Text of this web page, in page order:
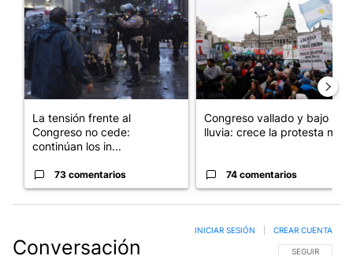
La tensión frente al
Congreso no cede:
continúan los in...
73 comentarios
Congreso vallado y bajo la
lluvia: crece la protesta mi...
74 comentarios
Conversación SIGA ESTA
SEGUIR
INICIAR SESIÓN CREAR CUENTA